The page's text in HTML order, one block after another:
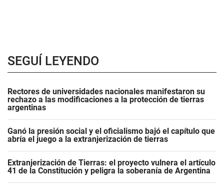
SEGUÍ LEYENDO
Rectores de universidades nacionales manifestaron su
rechazo a las modificaciones a la protección de tierras
argentinas
Ganó la presión social y el oficialismo bajó el capítulo que
abría el juego a la extranjerización de tierras
Extranjerización de Tierras: el proyecto vulnera el artículo
41 de la Constitución y peligra la soberanía de Argentina